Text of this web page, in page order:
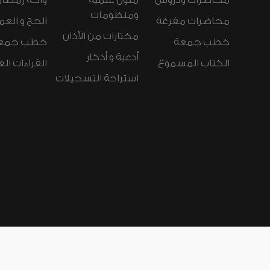
محاضرات مفرغة
خطب جمعة
الكتاب المسموع
ومنظومات
مختارات من الأذان
أدعية و أذكار
استراحة التسجيلات
الحج و
خطب
القراءات